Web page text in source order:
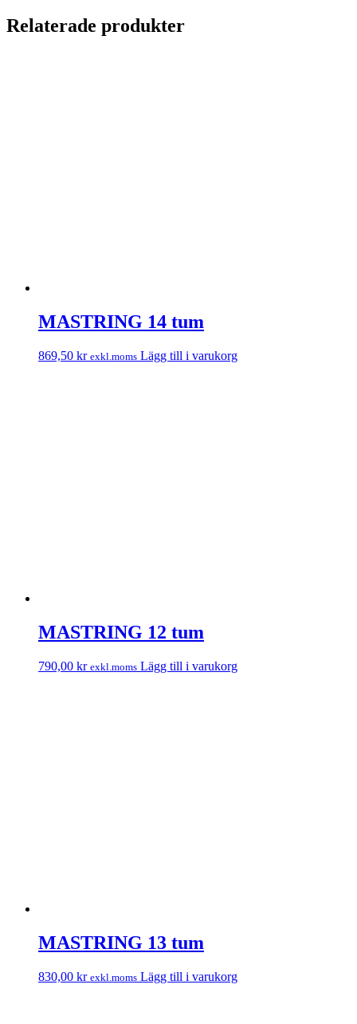
Relaterade produkter
MASTRING 14 tum
869,50 kr exkl.moms Lägg till i varukorg
MASTRING 12 tum
790,00 kr exkl.moms Lägg till i varukorg
MASTRING 13 tum
830,00 kr exkl.moms Lägg till i varukorg